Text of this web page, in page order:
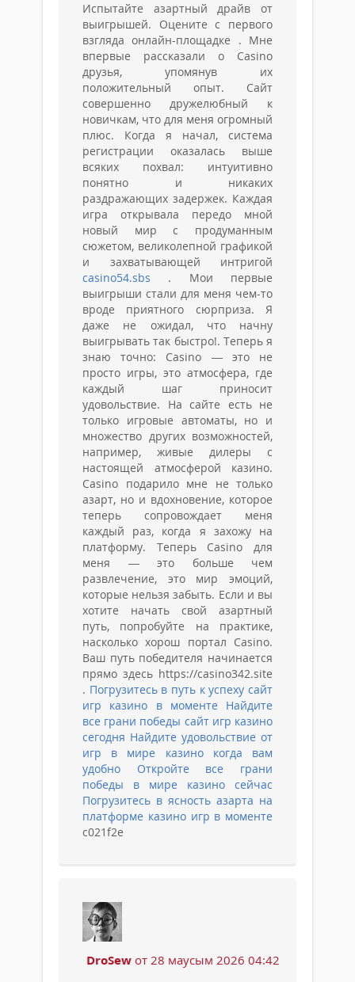
Испытайте азартный драйв от
выигрышей. Оцените с первого
взгляда онлайн-площадке . Мне
впервые рассказали о Casino
друзья, упомянув их
положительный опыт. Сайт
совершенно дружелюбный к
новичкам, что для меня огромный
плюс. Когда я начал, система
регистрации оказалась выше
всяких похвал: интуитивно
понятно и никаких
раздражающих задержек. Каждая
игра открывала передо мной
новый мир с продуманным
сюжетом, великолепной графикой
и захватывающей интригой
casino54.sbs . Мои первые
выигрыши стали для меня чем-то
вроде приятного сюрприза. Я
даже не ожидал, что начну
выигрывать так быстро!. Теперь я
знаю точно: Casino — это не
просто игры, это атмосфера, где
каждый шаг приносит
удовольствие. На сайте есть не
только игровые автоматы, но и
множество других возможностей,
например, живые дилеры с
настоящей атмосферой казино.
Casino подарило мне не только
азарт, но и вдохновение, которое
теперь сопровождает меня
каждый раз, когда я захожу на
платформу. Теперь Casino для
меня — это больше чем
развлечение, это мир эмоций,
которые нельзя забыть. Если и вы
хотите начать свой азартный
путь, попробуйте на практике,
насколько хорош портал Casino.
Ваш путь победителя начинается
прямо здесь https://casino342.site
. Погрузитесь в путь к успеху сайт
игр казино в моменте
Найдите
все грани победы сайт игр казино
сегодня Найдите удовольствие от
игр в мире казино когда вам
удобно
Откройте все грани
победы в мире казино сейчас
Погрузитесь в ясность азарта на
платформе казино игр в моменте
c021f2e
DroSew от 28 маусым 2026 04:42